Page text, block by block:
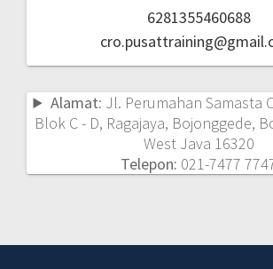
6281355460688
Alamat: Jl. Perumahan Samasta
Blok C - D, Ragajaya, Bojonggede,
West Java 16320
Telepon: 021-7477